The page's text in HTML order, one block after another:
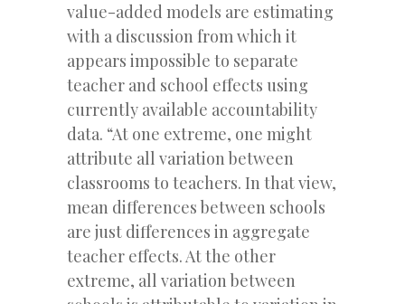
value-added models are estimating
with a discussion from which it
appears impossible to separate
teacher and school effects using
currently available accountability
data. “At one extreme, one might
attribute all variation between
classrooms to teachers. In that view,
mean differences between schools
are just differences in aggregate
teacher effects. At the other
extreme, all variation between